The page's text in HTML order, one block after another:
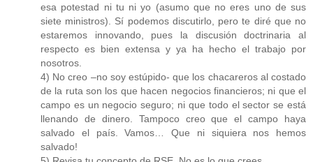
esa potestad ni tu ni yo (asumo que no eres uno de sus
siete ministros). Sí podemos discutirlo, pero te diré que no
estaremos innovando, pues la discusión doctrinaria al
respecto es bien extensa y ya ha hecho el trabajo por
nosotros.
4) No creo –no soy estúpido- que los chacareros al costado
de la ruta son los que hacen negocios financieros; ni que el
campo es un negocio seguro; ni que todo el sector se está
llenando de dinero. Tampoco creo que el campo haya
salvado el país. Vamos… Que ni siquiera nos hemos
salvado!